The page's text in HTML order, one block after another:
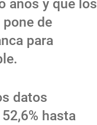
años y que los
de
para
datos
hasta